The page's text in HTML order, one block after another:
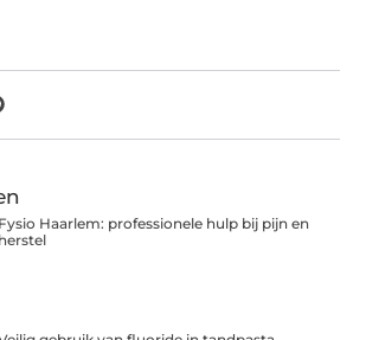
Fysio Haarlem: professionele hulp bij pijn en
herstel